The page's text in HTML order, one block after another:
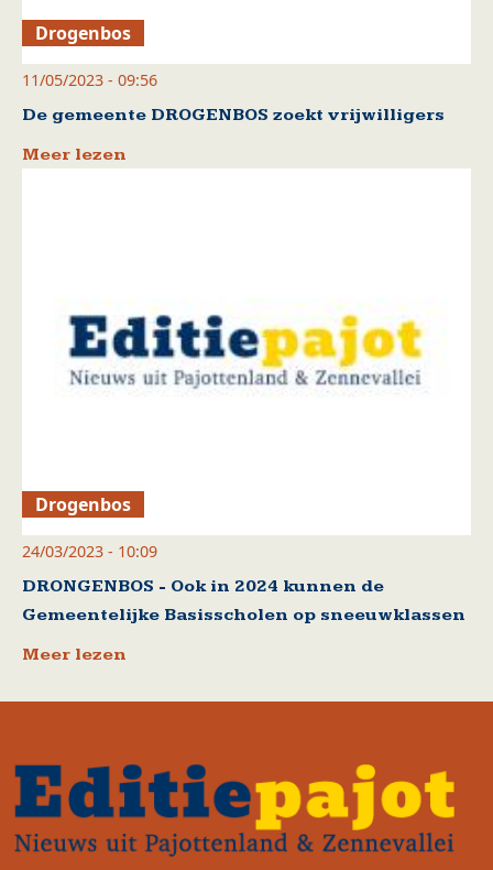
Drogenbos
11/05/2023 - 09:56
De gemeente DROGENBOS zoekt vrijwilligers
Meer lezen
Drogenbos
24/03/2023 - 10:09
DRONGENBOS - Ook in 2024 kunnen de
Gemeentelijke Basisscholen op sneeuwklassen
Meer lezen